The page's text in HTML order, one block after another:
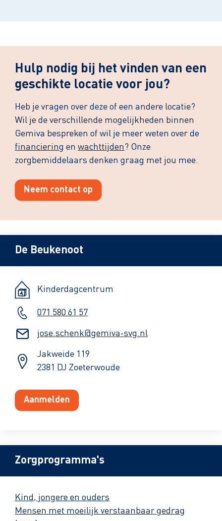
Hulp nodig bij het vinden van een
geschikte locatie voor jou?
Heb je vragen over deze of een andere locatie?
Wil je de verschillende mogelijkheden binnen
Gemiva bespreken of wil je meer weten over de
financiering en wachttijden ? Onze
zorgbemiddelaars denken graag met jou mee.
Neem contact op
De Beukenoot
Kinderdagcentrum
071 580 61 57
jose.schenk@gemiva-svg.nl
Jakweide 119
2381 DJ Zoeterwoude
Aanmelden
Zorgprogramma's
Kind, jongere en ouders
Mensen met moeilijk verstaanbaar gedrag